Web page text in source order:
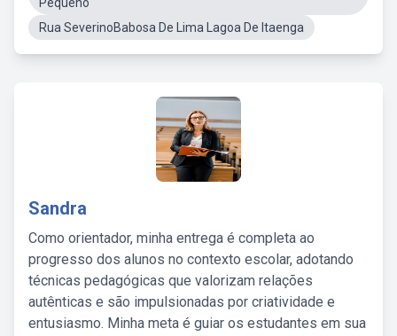
Rua SeverinoBabosa De Lima Lagoa De Itaenga
Sandra
Como orientador, minha entrega é completa ao
progresso dos alunos no contexto escolar, adotando
técnicas pedagógicas que valorizam relações
autênticas e são impulsionadas por criatividade e
entusiasmo. Minha meta é guiar os estudantes em sua